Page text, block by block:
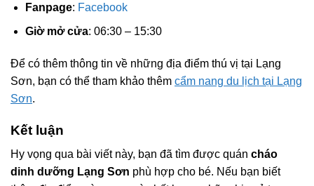
Fanpage: Facebook
Giờ mở cửa: 06:30 – 15:30
Để có thêm thông tin về những địa điểm thú vị tại Lạng
Sơn, bạn có thể tham khảo thêm cẩm nang du lịch tại Lạng
Sơn.
Kết luận
Hy vọng qua bài viết này, bạn đã tìm được quán cháo
dinh dưỡng Lạng Sơn phù hợp cho bé. Nếu bạn biết